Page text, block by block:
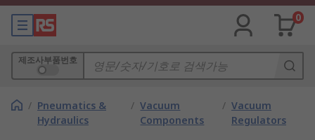
0
제조사부품번호
/ Pneumatics &
Hydraulics
/ Vacuum
Components
/ Vacuum
Regulators